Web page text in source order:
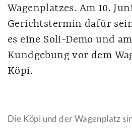
Wagenplatzes. Am 10.
Gerichtstermin dafür
es eine Soli-Demo und
Kundgebung vor dem
Köpi.
Die Köpi und der Wagenplatz